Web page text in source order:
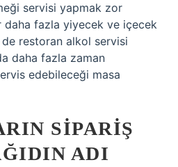
servisi yapmak zor
daha fazla yiyecek ve içecek
restoran alkol servisi
daha fazla zaman
edebileceği masa
SIPARIŞ
ADI